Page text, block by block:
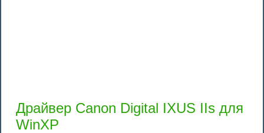
Драйвер Canon Digital IXUS IIs для
WinXP